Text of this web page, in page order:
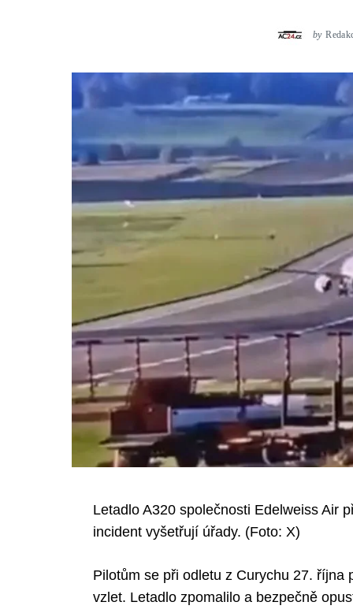
by
Letadlo A320 společnosti Edelweiss Air
incident vyšetřují úřady. (Foto: X)
Pilotům se při odletu z Curychu 27.
vzlet. Letadlo zpomalilo a bezpečně